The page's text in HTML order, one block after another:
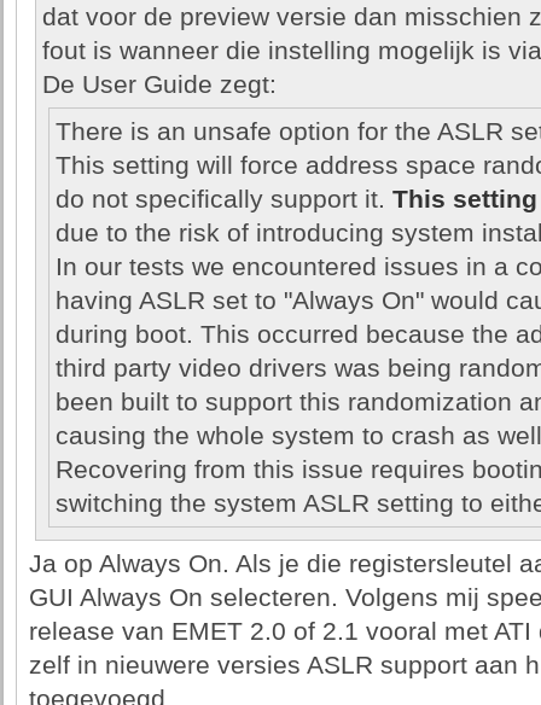
dat voor de preview versie dan misschien
fout is wanneer die instelling mogelijk is
De User Guide zegt:
There is an unsafe option for the ASLR
This setting will force address space
do not specifically support it. This
due to the risk of introducing system
In our tests we encountered issues in a
having ASLR set to "Always On" would
during boot. This occurred because the
third party video drivers was being
been built to support this randomization
causing the whole system to crash as
Recovering from this issue requires
switching the system ASLR setting to
Ja op Always On. Als je die registersleutel
GUI Always On selecteren. Volgens mij
release van EMET 2.0 of 2.1 vooral met
zelf in nieuwere versies ASLR support aan
toegevoegd.